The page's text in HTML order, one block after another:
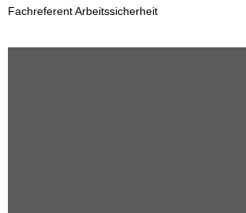
Fachreferent Arbeitssicherheit